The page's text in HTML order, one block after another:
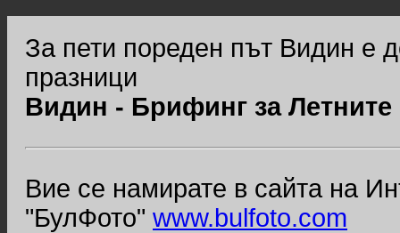
За пети пореден път Видин е
празници
Видин - Брифинг за
Вие се намирате в сайта на
"БулФото" www.bulfoto.com